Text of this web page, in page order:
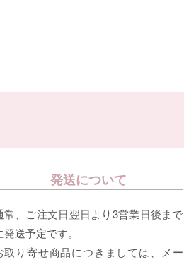
発送について
常、ご注文日翌日より3営業日後まで
発送予定です。
取り寄せ商品につきましては、メー